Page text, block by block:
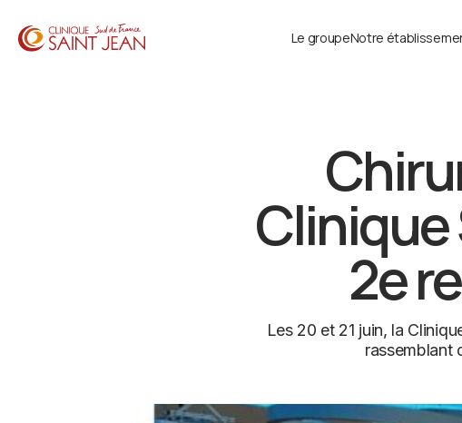
Le groupeNotre
Clinique
2e
Les 20 et 21 juin, la
rassemblant